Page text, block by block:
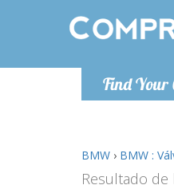
Find Your
BMW › BMW :
Resultado